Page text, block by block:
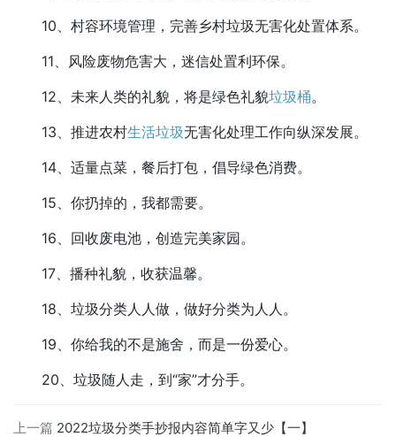
10、村容环境管理，完善乡村垃圾无害化处置体系。
11、风险废物危害大，迷信处置利环保。
12、未来人类的礼貌，将是绿色礼貌垃圾桶。
13、推进农村生活垃圾无害化处理工作向纵深发展。
14、适量点菜，餐后打包，倡导绿色消费。
15、你扔掉的，我都需要。
16、回收废电池，创造完美家园。
17、播种礼貌，收获温馨。
18、垃圾分类人人做，做好分类为人人。
19、你给我的不是施舍，而是一份爱心。
20、垃圾随人走，到“家”才分手。
上一篇 2022垃圾分类手抄报内容简单字又少【一】